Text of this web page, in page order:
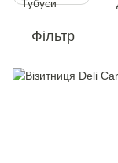
Фільтр